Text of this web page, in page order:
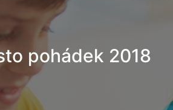
pohádek 2018